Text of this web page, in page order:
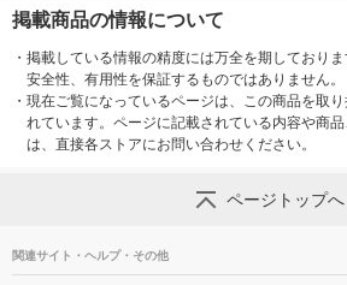
掲載商品の情報について
・ 掲載している情報の精度には万全を期しておりま
安全性、有用性を保証するものではありません。
・ 現在ご覧になっているページは、この商品を取
れています。ページに記載されている内容や商
は、直接各ストアにお問い合わせください。
ページトップへ
関連サイト・ヘルプ・その他